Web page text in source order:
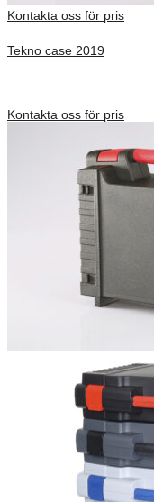
Kontakta oss för pris
Tekno case 2019
Kontakta oss för pris